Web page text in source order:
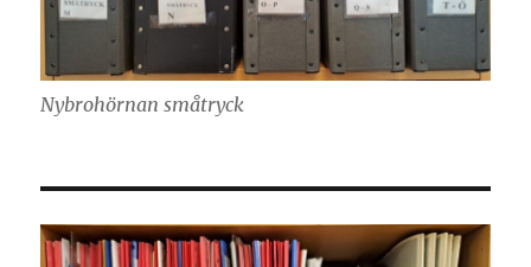
Nybrohörnan småtryck